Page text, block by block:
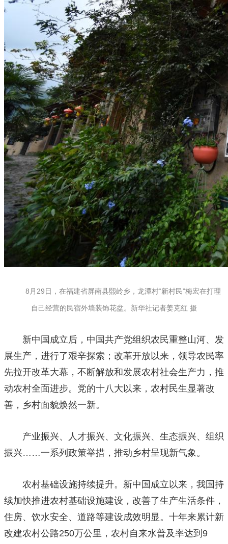
8月29日，在福建省屏南县熙岭乡，龙潭村“新村民”梅宏在打理
自己经营的民宿外墙装饰花盆。新华社记者姜克红 摄
新中国成立后，中国共产党组织农民重整山河、发
展生产，进行了艰辛探索；改革开放以来，领导农民率
先拉开改革大幕，不断解放和发展农村社会生产力，推
动农村全面进步。党的十八大以来，农村民生显著改
善，乡村面貌焕然一新。
产业振兴、人才振兴、文化振兴、生态振兴、组织
振兴……一系列政策举措，推动乡村呈现新气象。
农村基础设施持续提升。新中国成立以来，我国持
续加快推进农村基础设施建设，改善了生产生活条件，
住房、饮水安全、道路等建设成效明显。十年来累计新
改建农村公路250万公里，农村自来水普及率达到9